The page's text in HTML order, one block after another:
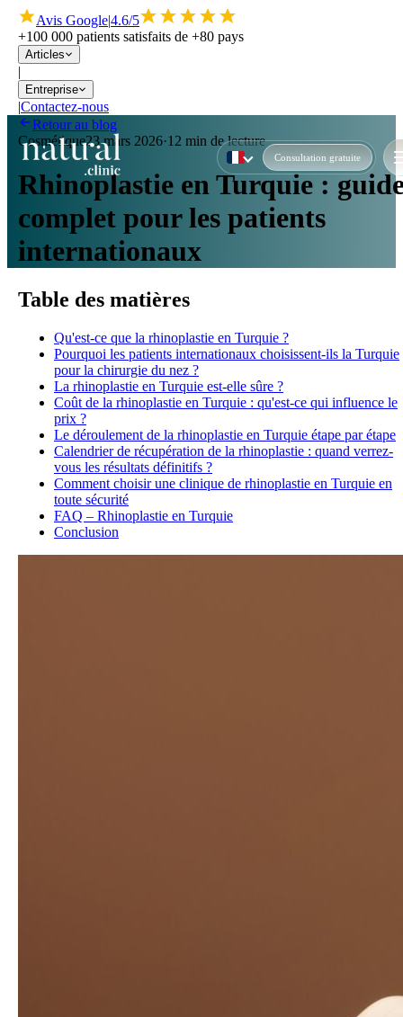
Avis Google|4.6/5
+100 000 patients satisfaits de +80 pays
Articles
|
Entreprise
|Contactez-nous
Consultation gratuite
Retour au blog
Cosmétique23 mars 2026·12 min de lecture
Rhinoplastie en Turquie :
complet pour les patients
internationaux
Table des matières
Qu'est-ce que la rhinoplastie en Turquie ?
Pourquoi les patients internationaux choisissent-ils la Turquie
pour la chirurgie du nez ?
La rhinoplastie en Turquie est-elle sûre ?
Coût de la rhinoplastie en Turquie : qu'est-ce qui influence le
prix ?
Le déroulement de la rhinoplastie en Turquie étape par étape
Calendrier de récupération de la rhinoplastie : quand verrez-
vous les résultats définitifs ?
Comment choisir une clinique de rhinoplastie en Turquie en
toute sécurité
FAQ – Rhinoplastie en Turquie
Conclusion